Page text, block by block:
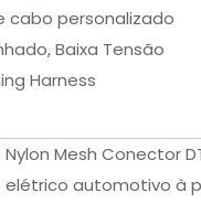
cabo personalizado
Baixa Tensão
Harness
Nylon Mesh Conector
elétrico automotivo à